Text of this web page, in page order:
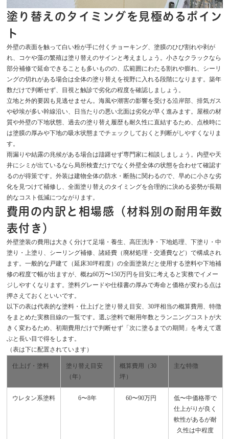
塗り替えのタイミングを見極めるポイン
ト
外壁の表面を触って白い粉が手に付くチョーキング、塗膜のひび割れや剥が
れ、コケや藻の繁殖は塗り替えのサインと考えましょう。小さなクラックなら
部分補修で延命できることも多いものの、広範囲にわたる割れや膨れ、シーリ
ングの切れがある場合は全体の塗り替えを視野に入れる段階になります。築年
数だけで判断せず、目視と触診で劣化の程度を確認しましょう。
立地と外的要因も見逃せません。海風や潮害の影響を受ける沿岸部、排気ガス
や砂埃が多い幹線沿い、日当たりの悪い北面は劣化が早く進みます。屋根の材
質や外壁の下地状態、過去の塗り替え履歴も耐久性に直結するため、点検時に
は塗膜の厚みや下地の吸水状態までチェックしておくと判断がしやすくなりま
す。
雨漏りや結露の兆候がある場合は躊躇せず専門家に相談しましょう。内壁や天
井にシミが出ているなら局所検査だけでなく外壁全体の状態を合わせて確認す
るのが得策です。外装は建物全体の防水・断熱に関わるので、早めに小さな劣
化を見つけて補修し、全面塗り替えのタイミングを合理的に決める姿勢が長期
的なコスト低減につながります。
費用の内訳と相場感（材料別の耐用年数
表付き）
外壁塗装の費用は大きく分けて足場・養生、高圧洗浄・下地処理、下塗り・中
塗り・上塗り、シーリング補修、諸経費（廃材処理・交通費など）で構成され
ます。一般的な戸建て（延床30坪程度）の全面塗装だと使用する塗料や下地補
修の程度で幅が出ますが、概ね60万〜150万円を目安に考えると実務でイメー
ジしやすくなります。塗料グレードや仕様書の厚みで寿命と価格が変わる点は
押さえておくといいです。
以下の表は代表的な塗料・仕上げと塗り替え目安、30坪相当の概算費用、特徴
をまとめた実務目線の一覧です。選ぶ塗料で耐用年数とランニングコストが大
きく変わるため、初期費用だけで判断せず「次に塗るまでの期間」を考えて選
ぶと長い目で得をします。
（表は下に配置されています）
仕上げ・塗料
塗り替え目安
（年）
概算費用（30
坪）
主な特徴
ウレタン系塗料 6〜8年 60〜90万円
低〜中価格帯で
仕上がりが良く
軟性があるが耐
久性は中程度